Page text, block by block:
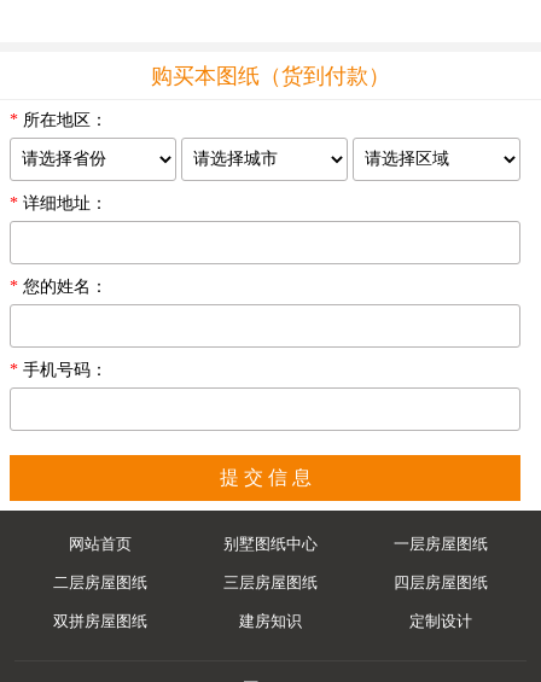
购买本图纸（货到付款）
* 所在地区：
* 详细地址：
* 您的姓名：
* 手机号码：
提 交 信 息
网站首页 别墅图纸中心 一层房屋图纸
二层房屋图纸 三层房屋图纸 四层房屋图纸
双拼房屋图纸 建房知识 定制设计